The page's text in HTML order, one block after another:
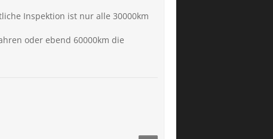
Inspektion ist nur alle 30000km
oder ebend 60000km die